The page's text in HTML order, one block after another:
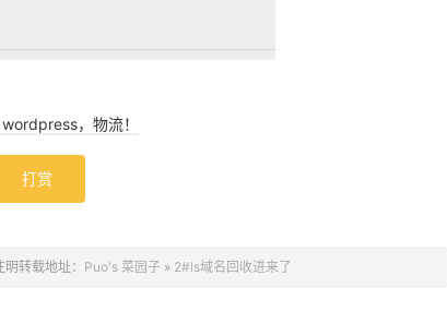
，物流！
打赏
转载地址： Puo's 菜园子 » 2#ls域名回收进来了